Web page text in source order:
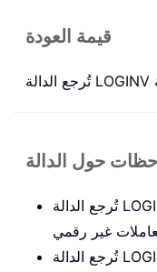
قيمة العودة
حول الدالة